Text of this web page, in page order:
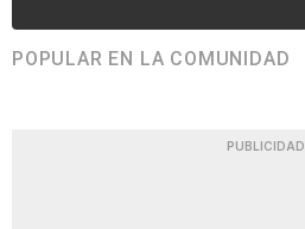
POPULAR EN LA COMUNIDAD
PUBLICIDAD